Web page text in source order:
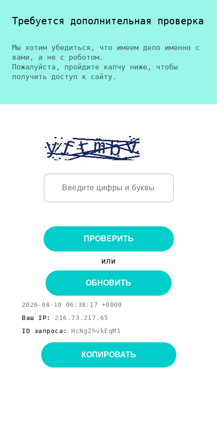
Требуется дополнительная проверка
Мы хотим убедиться, что имеем дело именно с
вами, а не с роботом.
Пожалуйста, пройдите капчу ниже, чтобы
получить доступ к сайту.
ПРОВЕРИТЬ
или
ОБНОВИТЬ
2026-08-10 06:38:17 +0000
Ваш IP: 216.73.217.65
ID запроса: HcNgZhvkEqM1
КОПИРОВАТЬ